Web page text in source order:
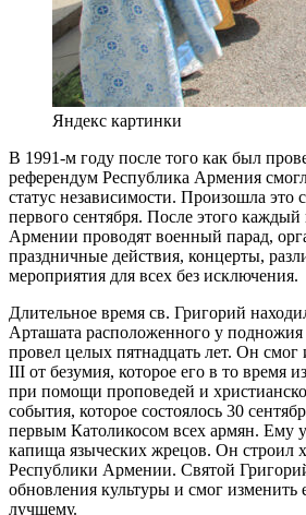
Яндекс картинки
В 1991-м году после того как был
референдум Республика Армения
статус независимости. Произошла это
первого сентября. После этого
Армении проводят военный парад,
праздничные действия, концерты,
мероприятия для всех без исключения.
Длительное время св. Григорий
Арташата расположенного у
провел целых пятнадцать лет. Он смог
III от безумия, которое его в то время
при помощи проповедей и
события, которое состоялось 30
первым Католикосом всех армян. Ему
капища языческих жрецов. Он строил
Республики Армении. Святой
обновления культуры и смог изменить
лучшему.